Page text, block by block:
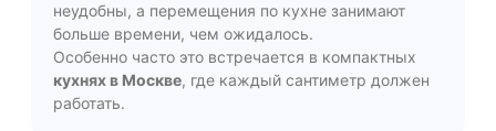
неудобны, а перемещения по кухне занимают
больше времени, чем ожидалось.
Особенно часто это встречается в компактных
кухнях в Москве, где каждый сантиметр должен
работать.